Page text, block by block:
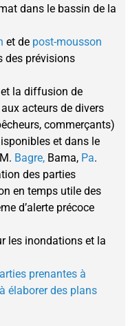
dans le bassin de la
et de post-mousson
des prévisions
la diffusion de
acteurs de divers
commerçants)
et dans le
Bagre, Bama, Pa.
des parties
en temps utile des
d’alerte précoce
les inondations et la
prenantes à
élaborer des plans